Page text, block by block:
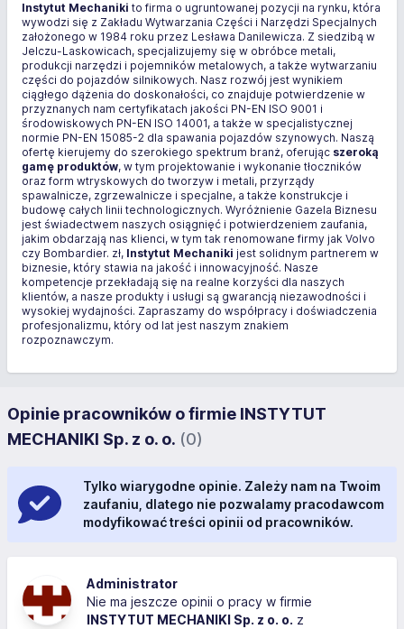
Instytut Mechaniki to firma o ugruntowanej pozycji na rynku, która
wywodzi się z Zakładu Wytwarzania Części i Narzędzi Specjalnych
założonego w 1984 roku przez Lesława Danilewicza. Z siedzibą w
Jelczu-Laskowicach, specjalizujemy się w obróbce metali,
produkcji narzędzi i pojemników metalowych, a także wytwarzaniu
części do pojazdów silnikowych. Nasz rozwój jest wynikiem
ciągłego dążenia do doskonałości, co znajduje potwierdzenie w
przyznanych nam certyfikatach jakości PN-EN ISO 9001 i
środowiskowych PN-EN ISO 14001, a także w specjalistycznej
normie PN-EN 15085-2 dla spawania pojazdów szynowych. Naszą
ofertę kierujemy do szerokiego spektrum branż, oferując szeroką
gamę produktów, w tym projektowanie i wykonanie tłoczników
oraz form wtryskowych do tworzyw i metali, przyrządy
spawalnicze, zgrzewalnicze i specjalne, a także konstrukcje i
budowę całych linii technologicznych. Wyróżnienie Gazela Biznesu
jest świadectwem naszych osiągnięć i potwierdzeniem zaufania,
jakim obdarzają nas klienci, w tym tak renomowane firmy jak Volvo
czy Bombardier. zł, Instytut Mechaniki jest solidnym partnerem w
biznesie, który stawia na jakość i innowacyjność. Nasze
kompetencje przekładają się na realne korzyści dla naszych
klientów, a nasze produkty i usługi są gwarancją niezawodności i
wysokiej wydajności. Zapraszamy do współpracy i doświadczenia
profesjonalizmu, który od lat jest naszym znakiem
rozpoznawczym.
Opinie pracowników o firmie INSTYTUT
MECHANIKI Sp. z o. o. (0)
Tylko wiarygodne opinie. Zależy nam na Twoim
zaufaniu, dlatego nie pozwalamy pracodawcom
modyfikować treści opinii od pracowników.
Administrator
Nie ma jeszcze opinii o pracy w firmie
INSTYTUT MECHANIKI Sp. z o. o. z